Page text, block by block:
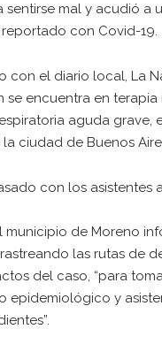
sentirse mal y acudió a
con Covid-19.
con el diario local, La
se encuentra en terapia
aguda grave,
ciudad de Buenos
con los asistentes
municipio de Moreno
las rutas de
del caso, “para
epidemiológico y